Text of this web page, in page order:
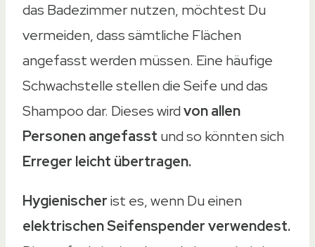
das Badezimmer nutzen, möchtest Du
vermeiden, dass sämtliche Flächen
angefasst werden müssen. Eine häufige
Schwachstelle stellen die Seife und das
Shampoo dar. Dieses wirdvon allen
Personen angefasst und so könnten sich
Erreger leicht übertragen.
Hygienischerist es, wenn Du einen
elektrischen Seifenspender verwendest.